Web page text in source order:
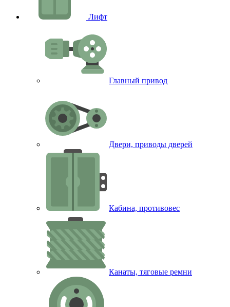
Лифт
Главный привод
Двери, приводы дверей
Кабина, противовес
Канаты, тяговые ремни